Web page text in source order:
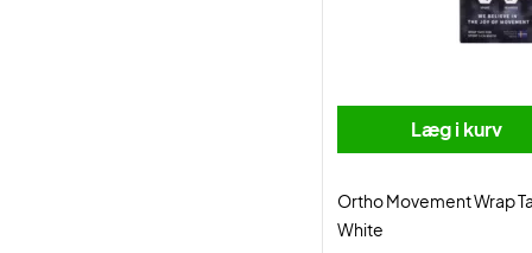
Læg i kurv
Ortho Movement Wrap
White